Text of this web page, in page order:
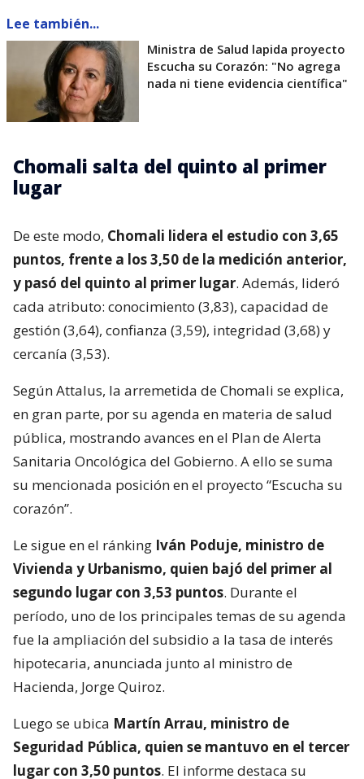
Lee también...
Ministra de Salud lapida proyecto
Escucha su Corazón: "No agrega
nada ni tiene evidencia científica"
Chomali salta del quinto al primer
lugar
De este modo, Chomali lidera el estudio con 3,65
puntos, frente a los 3,50 de la medición anterior,
y pasó del quinto al primer lugar. Además, lideró
cada atributo: conocimiento (3,83), capacidad de
gestión (3,64), confianza (3,59), integridad (3,68) y
cercanía (3,53).
Según Attalus, la arremetida de Chomali se explica,
en gran parte, por su agenda en materia de salud
pública, mostrando avances en el Plan de Alerta
Sanitaria Oncológica del Gobierno. A ello se suma
su mencionada posición en el proyecto “Escucha su
corazón”.
Le sigue en el ránking Iván Poduje, ministro de
Vivienda y Urbanismo, quien bajó del primer al
segundo lugar con 3,53 puntos. Durante el
período, uno de los principales temas de su agenda
fue la ampliación del subsidio a la tasa de interés
hipotecaria, anunciada junto al ministro de
Hacienda, Jorge Quiroz.
Luego se ubica Martín Arrau, ministro de
Seguridad Pública, quien se mantuvo en el tercer
lugar con 3,50 puntos. El informe destaca su